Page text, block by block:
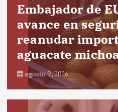
Embajador de
avance en
reanudar
aguacate
agosto 9, 2026